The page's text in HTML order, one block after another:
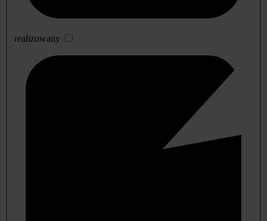
realizowany